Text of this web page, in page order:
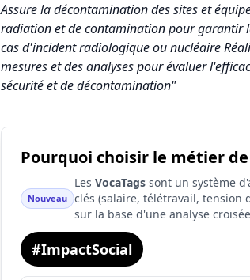
Assure la décontamination des sites et
radiation et de contamination pour garantir
cas d'incident radiologique ou nucléaire
mesures et des analyses pour évaluer
sécurité et de décontamination"
Pourquoi choisir le métier
Nouveau
Les VocaTags sont un système
clés (salaire, télétravail,
sur la base d'une analyse
#ImpactSocial
Synthèse des scores du métier
Indicateur
Attractivité globale
Tension du marché
Salaire